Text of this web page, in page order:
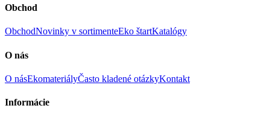
Obchod
ObchodNovinky v sortimenteEko štartKatalógy
O nás
O násEkomateriályČasto kladené otázkyKontakt
Informácie